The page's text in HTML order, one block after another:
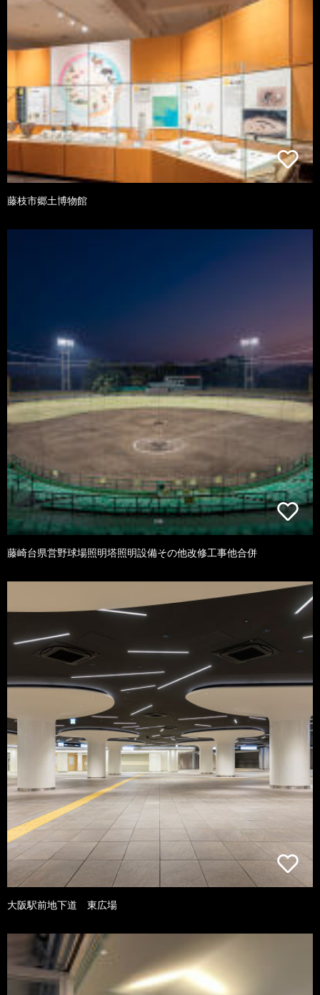
藤枝市郷土博物館
藤崎台県営野球場照明塔照明設備その他改修工事他合併
大阪駅前地下道 東広場